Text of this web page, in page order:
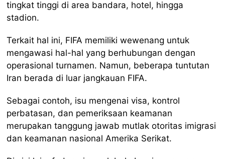
tingkat tinggi di area bandara, hotel, hingga
stadion.
Terkait hal ini, FIFA memiliki wewenang untuk
mengawasi hal-hal yang berhubungan dengan
operasional turnamen. Namun, beberapa tuntutan
Iran berada di luar jangkauan FIFA.
Sebagai contoh, isu mengenai visa, kontrol
perbatasan, dan pemeriksaan keamanan
merupakan tanggung jawab mutlak otoritas imigrasi
dan keamanan nasional Amerika Serikat.